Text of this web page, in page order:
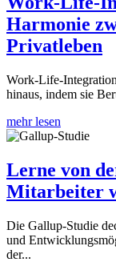
Harmonie
Privatleben
Work-Life-
hinaus, indem sie
mehr lesen
Lerne von
Mitarbeiter
Die Gallup-Studie
und
der...